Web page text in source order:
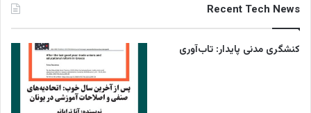
Recent Tech News
کنشگری مدنی پایدار: تاب‌آوری